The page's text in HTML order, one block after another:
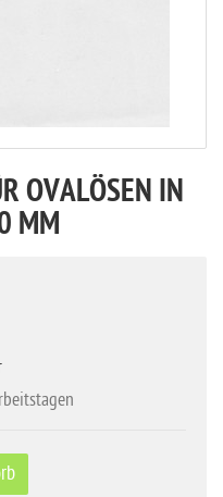
OVALÖSEN IN
MM